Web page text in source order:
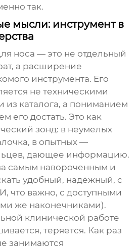
так.
мысли: инструмент в
носа — это не отдельный
а расширение
инструмента. Его
не техническими
из каталога, а пониманием
его достать. Это как
зонд: в неумелых
в опытных —
дающее информацию.
самым навороченным и
удобный, надёжный, с
что важно, с доступными
же наконечниками).
клинической работе
теряется. Как раз
занимаются